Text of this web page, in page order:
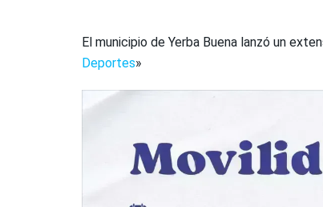
El municipio de Yerba Buena lanzó un
Deportes»